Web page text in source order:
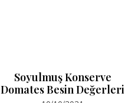
Soyulmuş Konserve
Domates Besin Değerleri